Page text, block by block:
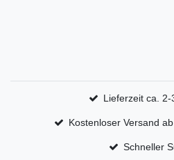
Lieferzeit ca.
Kostenloser Versand
Schneller